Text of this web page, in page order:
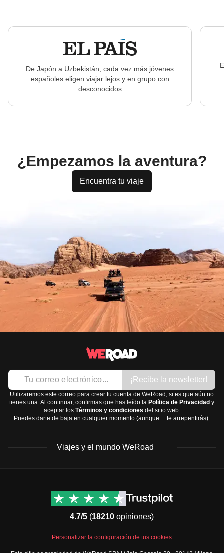
De Japón a Uzbekistán, cada vez más jóvenes
españoles eligen viajar lejos y en grupo con
desconocidos
¿Empezamos la aventura?
Encuentra tu viaje
¡Recibe la newsletter!
Utilizaremos este correo para crear tu cuenta de WeRoad, si es que aún no
tienes una. Al continuar, confirmas que has leído la Política de Privacidad y
aceptar los Términos y condiciones del sitio web.
Puedes darte de baja en cualquier momento (aunque… te arrepentirás).
Viajes y el mundo WeRoad
América del Norte
Oriente Medio
Contacto
Términos y condiciones
Condiciones generales
4.7/5 (18210 opiniones)
Personalizar la configuración de tus cookies